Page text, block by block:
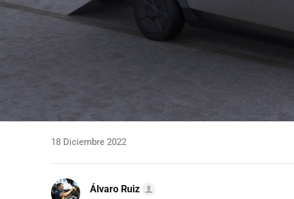
18 Diciembre 2022
Álvaro Ruiz